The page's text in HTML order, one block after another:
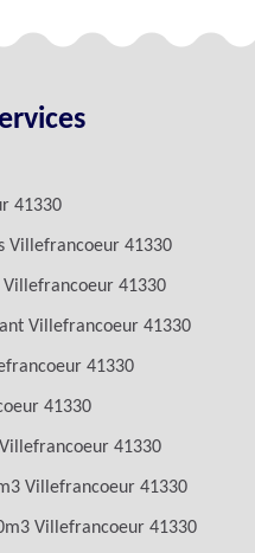
41330
Villefrancoeur 41330
41330
Villefrancoeur 41330
41330
41330
41330
Villefrancoeur 41330
Villefrancoeur 41330